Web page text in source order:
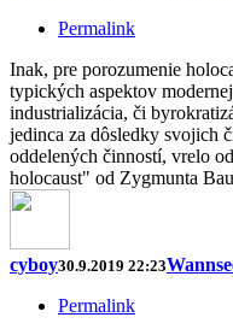
Permalink
Inak, pre porozumenie
typických aspektov
industrializácia, či
jedinca za dôsledky svojich
oddelených činností, vrelo
holocaust" od Zygmunta
cyboy30.9.2019 22:23
Permalink